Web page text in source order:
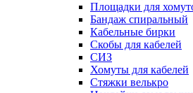
Площадки для
Бандаж спиральный
Кабельные бирки
Cкобы для кабелей
СИЗ
Хомуты для кабелей
Стяжки велькро